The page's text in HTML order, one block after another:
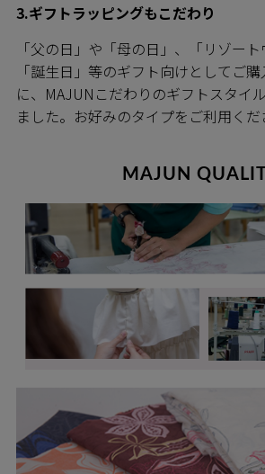
3.ギフトラッピングもこだわり
「父の日」や「母の日」、「リゾー
「誕生日」等のギフト向けとしてご
に、MAJUNこだわりのギフトスタイ
ました。お好みのタイプをご利用くだ
MAJUN